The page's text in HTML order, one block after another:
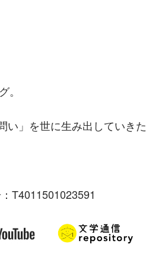
い」を世に生み出していきた
T4011501023591